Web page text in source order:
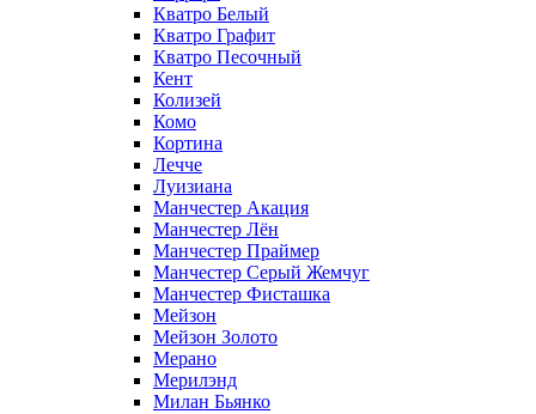
Кватро Белый
Кватро Графит
Кватро Песочный
Кент
Колизей
Комо
Кортина
Лечче
Луизиана
Манчестер Акация
Манчестер Лён
Манчестер Праймер
Манчестер Серый Жемчуг
Манчестер Фисташка
Мейзон
Мейзон Золото
Мерано
Мерилэнд
Милан Бьянко